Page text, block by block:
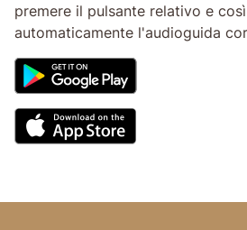
premere il pulsante relativo e
automaticamente l'audioguida